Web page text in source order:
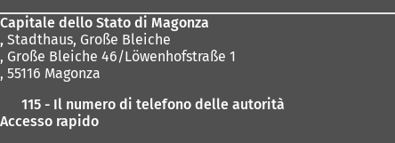
Capitale dello Stato di Magonza
, Stadthaus, Große Bleiche
, Große Bleiche 46/Löwenhofstraße 1
, 55116 Magonza
115 - Il numero di telefono delle autorità
Accesso rapido